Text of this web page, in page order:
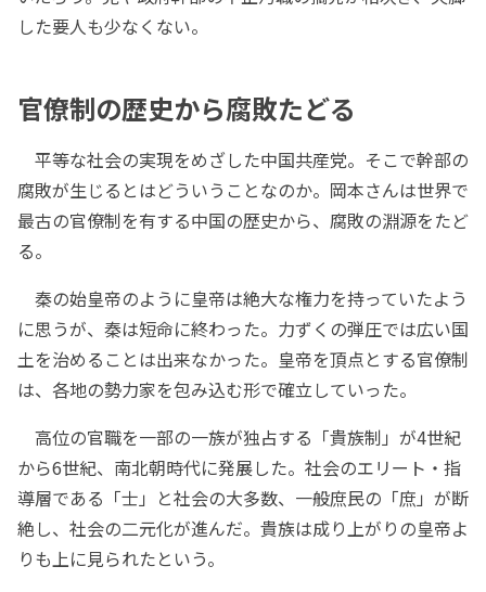
した要人も少なくない。
官僚制の歴史から腐敗たどる
平等な社会の実現をめざした中国共産党。そこで幹部の
腐敗が生じるとはどういうことなのか。岡本さんは世界で
最古の官僚制を有する中国の歴史から、腐敗の淵源をたど
る。
秦の始皇帝のように皇帝は絶大な権力を持っていたよう
に思うが、秦は短命に終わった。力ずくの弾圧では広い国
土を治めることは出来なかった。皇帝を頂点とする官僚制
は、各地の勢力家を包み込む形で確立していった。
高位の官職を一部の一族が独占する「貴族制」が4世紀
から6世紀、南北朝時代に発展した。社会のエリート・指
導層である「士」と社会の大多数、一般庶民の「庶」が断
絶し、社会の二元化が進んだ。貴族は成り上がりの皇帝よ
りも上に見られたという。